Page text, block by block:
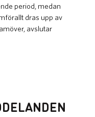
period, medan
dras upp av
avslutar